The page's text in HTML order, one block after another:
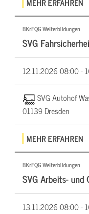
BKrFQG Weiterbildungen
SVG
12.11.202608:00 -
SVG Autohof
01139 Dresden
MEHR ERFAHREN
BKrFQG Weiterbildungen
SVG Arbeits-
13.11.202608:00 -